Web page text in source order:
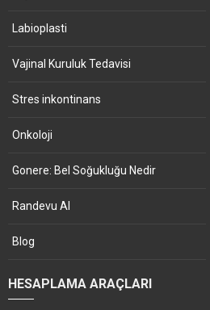
Labioplasti
Vajinal Kuruluk Tedavisi
Stres inkontinans
Onkoloji
Gonere: Bel Soğukluğu Nedir
Randevu Al
Blog
HESAPLAMA ARAÇLARI